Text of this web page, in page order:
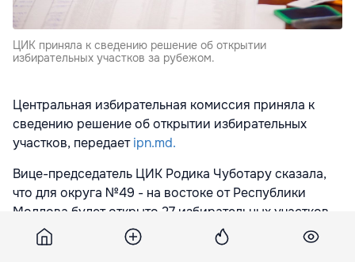
ЦИК приняла к сведению решение об открытии
избирательных участков за рубежом.
Центральная избирательная комиссия приняла к
сведению решение об открытии избирательных
участков, передаетipn.md.
Вице-председатель ЦИК Родика Чуботару сказала,
что для округа №49 - на востоке от Республики
Молдова будет открыто 27 избирательных участков.
Для округа № 50 - на западе от Республики Молдова
будет открыто 83 избирательных участка, а для